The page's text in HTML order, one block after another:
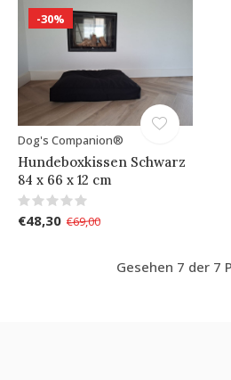
-30%
Dog's Companion®
Hundeboxkissen Schwarz
84 x 66 x 12 cm
€48,30 €69,00
Gesehen 7 der 7